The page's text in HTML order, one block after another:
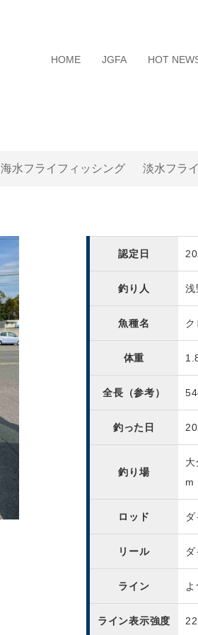
HOME JGFA HOT
海水フライフィッシング 淡水フラ
認定日
釣り人
魚種名 ク
体重
全長（参考）
釣った日
釣り場
m
ロッド ダ
リール ダ
ライン
ライン表示強度